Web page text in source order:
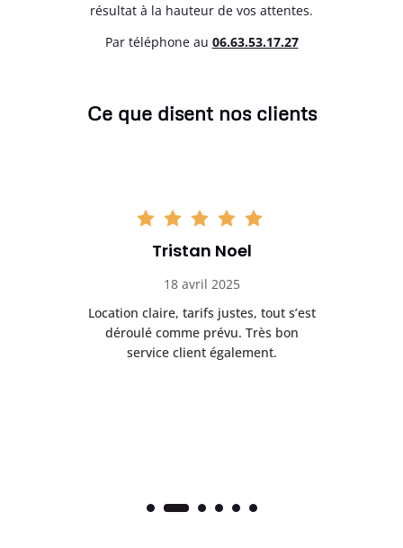
résultat à la hauteur de vos attentes.
Par téléphone au 06.63.53.17.27
Ce que disent nos clients
Tristan Noel
18 avril 2025
Location claire, tarifs justes, tout s’est
déroulé comme prévu. Très bon
service client également.